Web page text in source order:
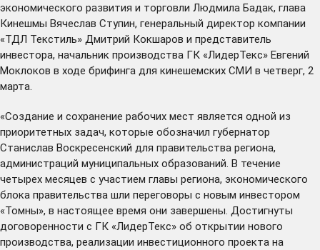
экономического развития и торговли Людмила Бадак, глава
Кинешмы Вячеслав Ступин, генеральный директор компании
«ТДЛ Текстиль» Дмитрий Кокшаров и представитель
инвестора, начальник производства ГК «ЛидерТекс» Евгений
Моклоков в ходе брифинга для кинешемских СМИ в четверг, 2
марта.
«Создание и сохранение рабочих мест является одной из
приоритетных задач, которые обозначил губернатор
Станислав Воскресенский для правительства региона,
администраций муниципальных образований. В течение
четырех месяцев с участием главы региона, экономического
блока правительства шли переговоры с новым инвестором
«Томны», в настоящее время они завершены. Достигнуты
договоренности с ГК «ЛидерТекс» об открытии нового
производства, реализации инвестиционного проекта на